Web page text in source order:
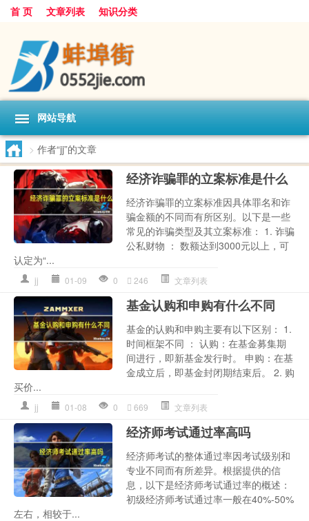
首 页 文章列表 知识分类
网站导航
> 作者“jj”的文章
经济诈骗罪的立案标准是什么
经济诈骗罪的立案标准因具体罪名和诈
骗金额的不同而有所区别。以下是一些
常见的诈骗类型及其立案标准： 1. 诈骗
公私财物 ： 数额达到3000元以上，可
认定为“...
jj 01-09 0 246 文章列表
基金认购和申购有什么不同
基金的认购和申购主要有以下区别： 1.
时间框架不同 ： 认购：在基金募集期
间进行，即新基金发行时。 申购：在基
金成立后，即基金封闭期结束后。 2. 购
买价...
jj 01-08 0 669 文章列表
经济师考试通过率高吗
经济师考试的整体通过率因考试级别和
专业不同而有所差异。根据提供的信
息，以下是经济师考试通过率的概述：
初级经济师考试通过率一般在40%-50%
左右，相较于...